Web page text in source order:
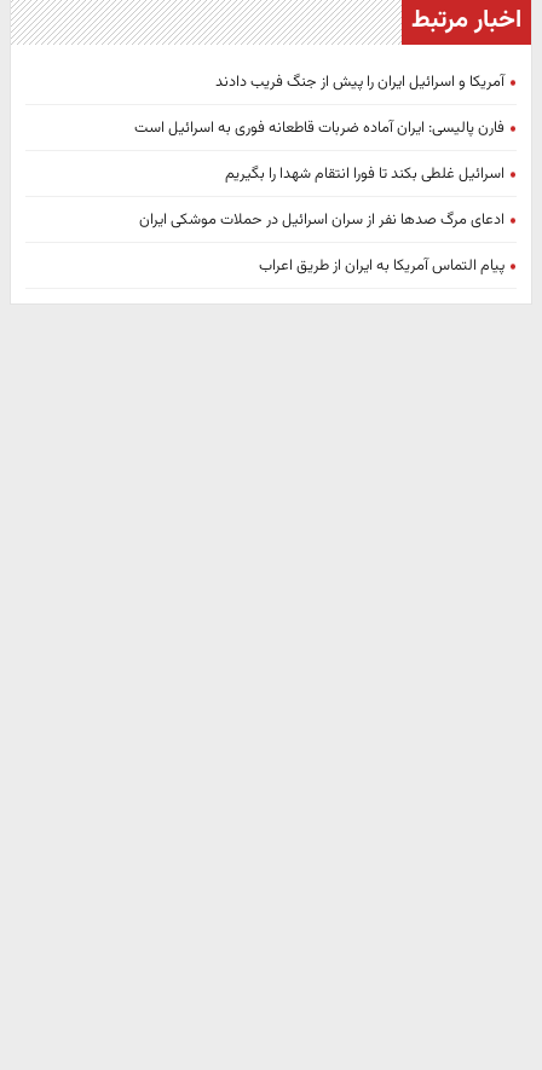
اخبار مرتبط
آمریکا و اسرائیل ایران را پیش از جنگ فریب دادند
فارن پالیسی: ایران آماده ضربات قاطعانه فوری به اسرائیل است
اسرائیل غلطی بکند تا فورا انتقام شهدا را بگیریم
ادعای مرگ صدها نفر از سران اسرائیل در حملات موشکی ایران
پیام التماس آمریکا به ایران از طریق اعراب